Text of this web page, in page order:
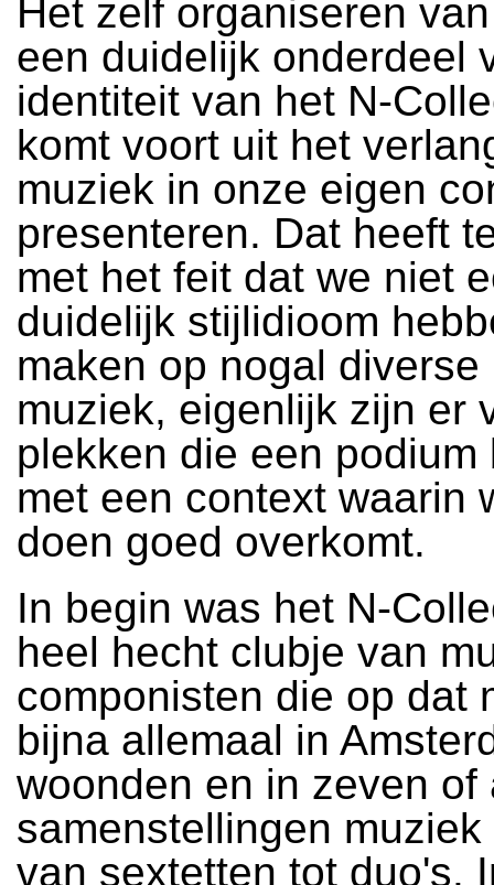
Het zelf organiseren
een duidelijk onderdeel
identiteit van het N-
komt voort uit het
muziek in onze eigen
presenteren. Dat heeft
met het feit dat we niet
duidelijk stijlidioom
maken op nogal diverse
muziek, eigenlijk zijn er
plekken die een podium
met een context waarin
doen goed overkomt.
In begin was het N-
heel hecht clubje van
componisten die op dat
bijna allemaal in
woonden en in zeven of
samenstellingen
van sextetten tot duo's.